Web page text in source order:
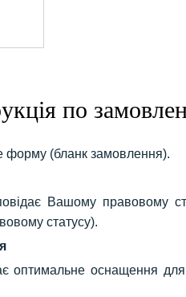
по
форму (бланк замовлення).
Вашому правовому
статусу).
оптимальне оснащення для